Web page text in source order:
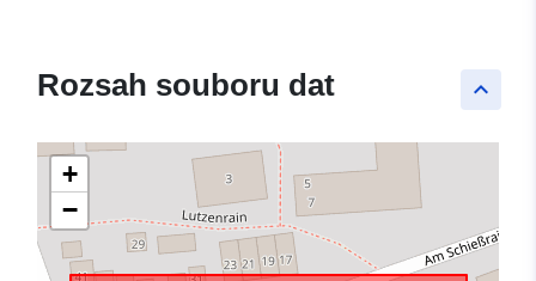
keyboard_arrow_up
Rozsah souboru dat
+
−